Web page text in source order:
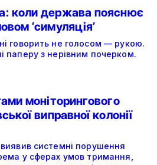
коли держава пояснює
‘симуляція’
говорить не голосом — рукою.
паперу з нерівним почерком.
моніторингового
виправної колонії
системні порушення
у сферах умов тримання,